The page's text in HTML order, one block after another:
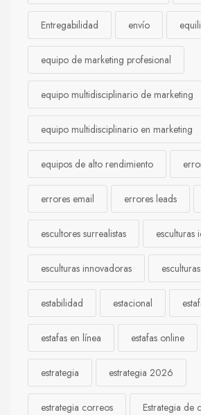
Entregabilidad envío
equipo de marketing profesional
equipo multidisciplinario de marketing
equipo multidisciplinario en marketing
equipos de alto rendimiento
errores email errores leads
escultores surrealistas esculturas
esculturas innovadoras
estabilidad estacional
estafas en línea estafas online
estrategia estrategia 2026
estrategia correos Estrategia de